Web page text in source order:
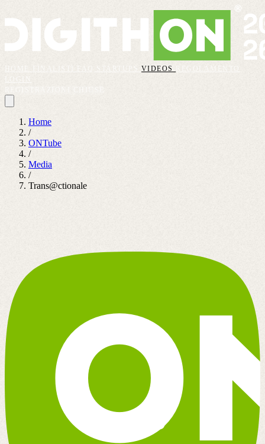
VIDEOS
REGOLAMENTO
Home
/
ONTube
/
Media
/
Trans@ctionale